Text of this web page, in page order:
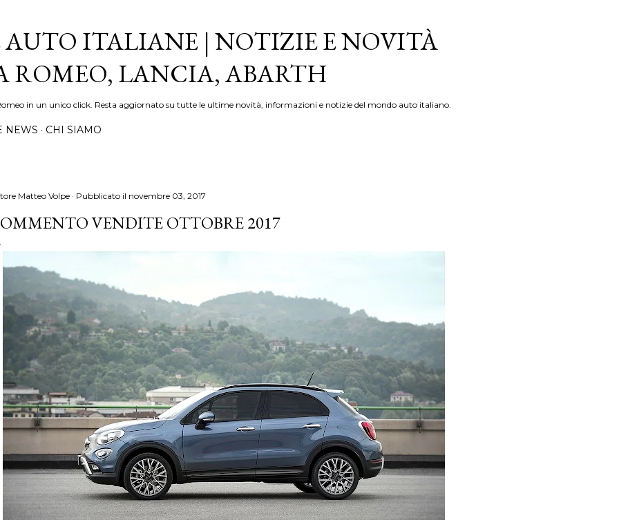
AUTO ITALIANE | NOTIZIE E NOVITÀ
ROMEO, LANCIA, ABARTH
in un unico click. Resta aggiornato su tutte le ultime novità, informazioni e notizie del mondo auto italiano.
NEWS CHI SIAMO
Matteo Volpe Pubblicato il novembre 03, 2017
VENDITE OTTOBRE 2017